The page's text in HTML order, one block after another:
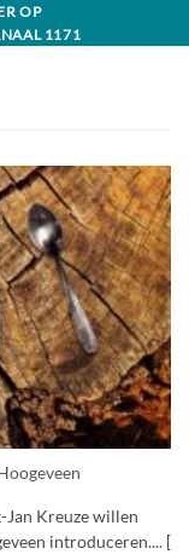
OP
1171
Kreuze willen
introduceren.... [